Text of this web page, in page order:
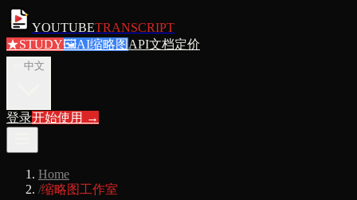
YOUTUBETRANSCRIPT
★STUDY🖼AI缩略图 API文档定价
中文
登录开始使用 →
Home
/缩略图工作室